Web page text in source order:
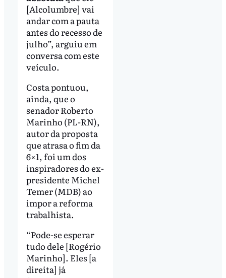
[Alcolumbre] vai
andar com a pauta
antes do recesso de
julho”, arguiu em
conversa com este
veículo.
Costa pontuou,
ainda, que o
senador Roberto
Marinho (PL-RN),
autor da proposta
que atrasa o fim da
6×1, foi um dos
inspiradores do ex-
presidente Michel
Temer (MDB) ao
impor a reforma
trabalhista.
“Pode-se esperar
tudo dele [Rogério
Marinho]. Eles [a
direita] já